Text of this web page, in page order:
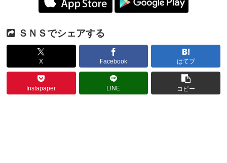
ＳＮＳでシェアする
X Facebook はてブ
Instapaper LINE コピー